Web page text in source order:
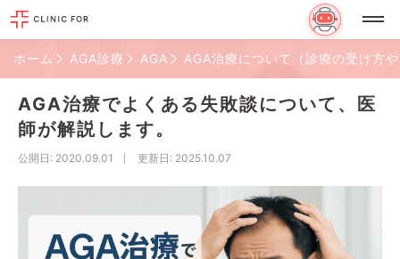
ホーム AGA診療 AGA AGA治療について（診療の受け方
AGA治療でよくある失敗談について、医
師が解説します。
公開日 : 2020.09.01 更新日 : 2025.10.07